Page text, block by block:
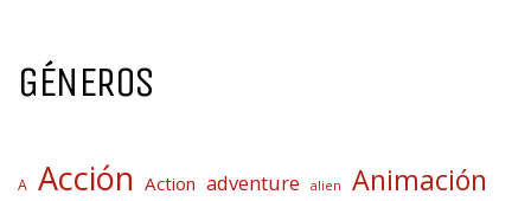
GÉNEROS
A Acción Action adventure alien Animación